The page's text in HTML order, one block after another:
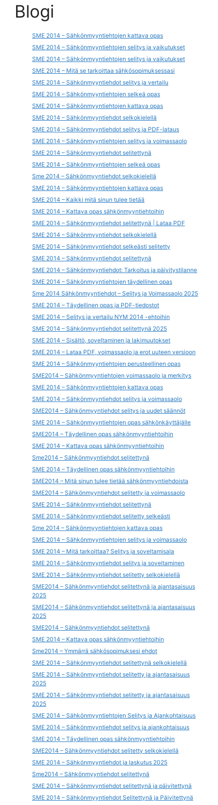
Blogi
SME 2014 – Sähkönmyyntiehtojen kattava opas
SME 2014 – Sähkönmyyntiehtojen selitys ja vaikutukset
SME 2014 – Sähkönmyyntiehtojen selitys ja vaikutukset
SME 2014 – Mitä se tarkoittaa sähkösopimuksessasi
SME 2014 – Sähkönmyyntiehdot selitys ja vertailu
SME 2014 – Sähkönmyyntiehtojen selkeä opas
SME 2014 – Sähkönmyyntiehtojen kattava opas
SME 2014 – Sähkönmyyntiehdot selkokielellä
SME 2014 – Sähkönmyyntiehdot selitys ja PDF-lataus
SME 2014 – Sähkönmyyntiehtojen selitys ja voimassaolo
SME 2014 – Sähkönmyyntiehdot selitettynä
SME 2014 – Sähkönmyyntiehtojen selkeä opas
Sme 2014 – Sähkönmyyntiehdot selkokielellä
SME 2014 – Sähkönmyyntiehtojen kattava opas
SME 2014 – Kaikki mitä sinun tulee tietää
SME 2014 – Kattava opas sähkönmyyntiehtoihin
SME 2014 – Sähkönmyyntiehdot selitettynä | Lataa PDF
SME 2014 – Sähkönmyyntiehdot selkokielellä
SME 2014 – Sähkönmyyntiehdot selkeästi selitetty
SME 2014 – Sähkönmyyntiehdot selitettynä
SME 2014 – Sähkönmyyntiehdot: Tarkoitus ja päivitystilanne
SME 2014 – Sähkönmyyntiehtojen täydellinen opas
Sme 2014 Sähkönmyyntiehdot – Selitys ja Voimassaolo 2025
SME 2014 – Täydellinen opas ja PDF-tiedostot
SME 2014 – Selitys ja vertailu NYM 2014 -ehtoihin
SME 2014 – Sähkönmyyntiehdot selitettynä 2025
SME 2014 – Sisältö, soveltaminen ja lakimuutokset
SME 2014 – Lataa PDF, voimassaolo ja erot uuteen versioon
SME 2014 – Sähkönmyyntiehtojen perusteellinen opas
SME2014 – Sähkönmyyntiehtojen voimassaolo ja merkitys
SME 2014 – Sähkönmyyntiehtojen kattava opas
SME 2014 – Sähkönmyyntiehdot selitys ja voimassaolo
SME2014 – Sähkönmyyntiehdot selitys ja uudet säännöt
SME 2014 – Sähkönmyyntiehtojen opas sähkönkäyttäjälle
SME2014 – Täydellinen opas sähkönmyyntiehtoihin
SME 2014 – Kattava opas sähkönmyyntiehtoihin
Sme2014 – Sähkönmyyntiehdot selitettynä
SME 2014 – Täydellinen opas sähkönmyyntiehtoihin
SME2014 – Mitä sinun tulee tietää sähkönmyyntiehdoista
SME2014 – Sähkönmyyntiehdot selitetty ja voimassaolo
SME 2014 – Sähkönmyyntiehdot selitettynä
SME 2014 – Sähkönmyyntiehdot selitetty selkeästi
Sme 2014 – Sähkönmyyntiehtojen kattava opas
SME 2014 – Sähkönmyyntiehtojen selitys ja voimassaolo
SME 2014 – Mitä tarkoittaa? Selitys ja soveltamisala
SME 2014 – Sähkönmyyntiehdot selitys ja soveltaminen
SME 2014 – Sähkönmyyntiehdot selitetty selkokielellä
SME2014 – Sähkönmyyntiehdot selitettynä ja ajantasaisuus
2025
SME2014 – Sähkönmyyntiehdot selitettynä ja ajantasaisuus
2025
SME2014 – Sähkönmyyntiehdot selitettynä
SME 2014 – Kattava opas sähkönmyyntiehtoihin
Sme2014 – Ymmärrä sähkösopimuksesi ehdot
SME 2014 – Sähkönmyyntiehdot selitettynä selkokielellä
SME 2014 – Sähkönmyyntiehdot selitetty ja ajantasaisuus
2025
SME 2014 – Sähkönmyyntiehdot selitetty ja ajantasaisuus
2025
SME 2014 – Sähkönmyyntiehtojen Selitys ja Ajankohtaisuus
SME 2014 – Sähkönmyyntiehdot selitys ja ajankohtaisuus
SME 2014 – Täydellinen opas sähkönmyyntiehtoihin
SME2014 – Sähkönmyyntiehdot selitetty selkokielellä
SME 2014 – Sähkönmyyntiehdot ja laskutus 2025
Sme2014 – Sähkönmyyntiehdot selitettynä
SME 2014 – Sähkönmyyntiehdot selitettynä ja päivitettynä
SME 2014 – Sähkönmyyntiehdot Selitettynä ja Päivitettynä